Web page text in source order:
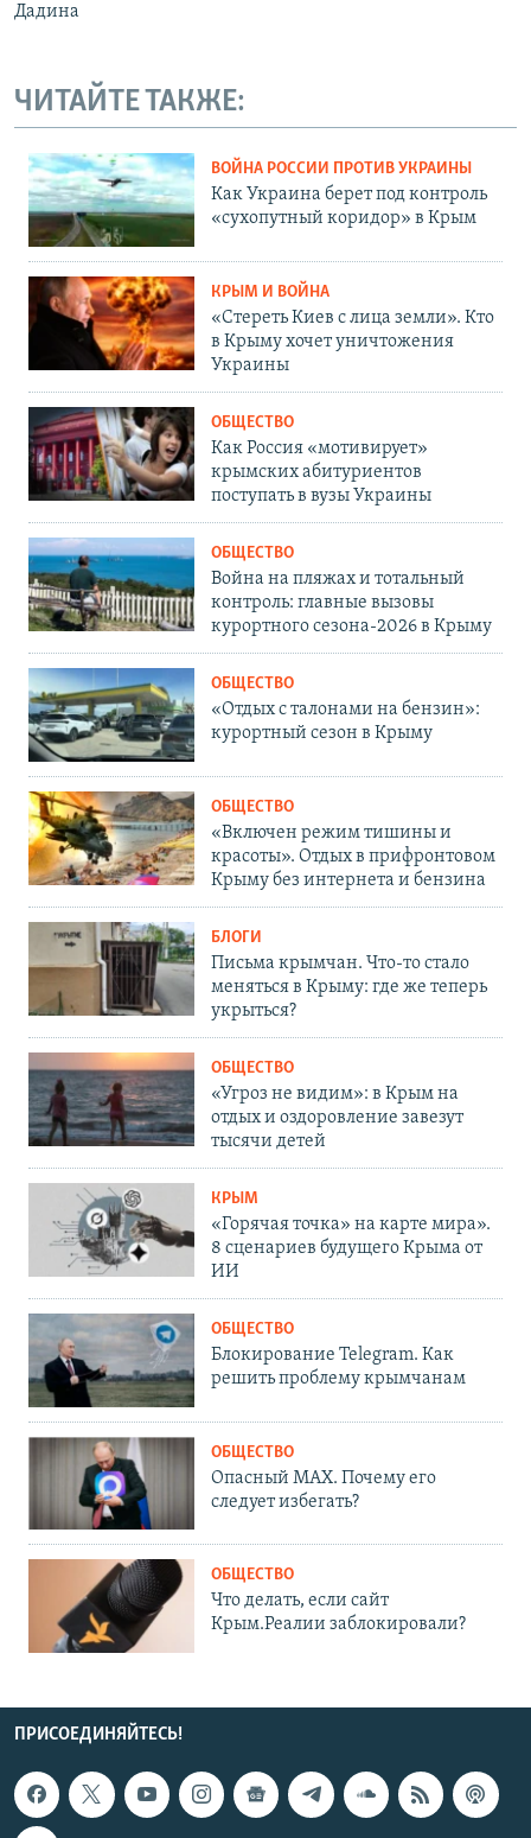
Дадина
ЧИТАЙТЕ ТАКЖЕ:
ВОЙНА РОССИИ ПРОТИВ УКРАИНЫ
Как Украина берет под контроль
«сухопутный коридор» в Крым
КРЫМ И ВОЙНА
«Стереть Киев с лица земли». Кто
в Крыму хочет уничтожения
Украины
ОБЩЕСТВО
Как Россия «мотивирует»
крымских абитуриентов
поступать в вузы Украины
ОБЩЕСТВО
Война на пляжах и тотальный
контроль: главные вызовы
курортного сезона-2026 в Крыму
ОБЩЕСТВО
«Отдых с талонами на бензин»:
курортный сезон в Крыму
ОБЩЕСТВО
«Включен режим тишины и
красоты». Отдых в прифронтовом
Крыму без интернета и бензина
БЛОГИ
Письма крымчан. Что-то стало
меняться в Крыму: где же теперь
укрыться?
ОБЩЕСТВО
«Угроз не видим»: в Крым на
отдых и оздоровление завезут
тысячи детей
КРЫМ
«Горячая точка» на карте мира».
8 сценариев будущего Крыма от
ИИ
ОБЩЕСТВО
Блокирование Telegram. Как
решить проблему крымчанам
ОБЩЕСТВО
Опасный MAX. Почему его
следует избегать?
ОБЩЕСТВО
Что делать, если сайт
Крым.Реалии заблокировали?
ПРИСОЕДИНЯЙТЕСЬ!